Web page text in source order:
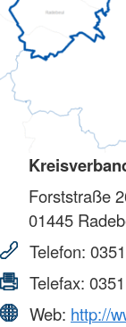
Forststraße
01445
Telefon:
Telefax:
Web: http://